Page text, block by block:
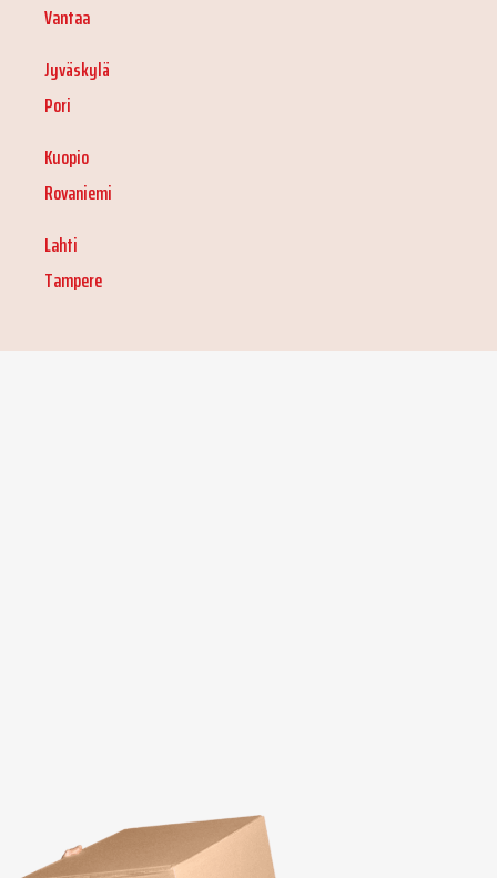
Vantaa
Jyväskylä
Pori
Kuopio
Rovaniemi
Lahti
Tampere